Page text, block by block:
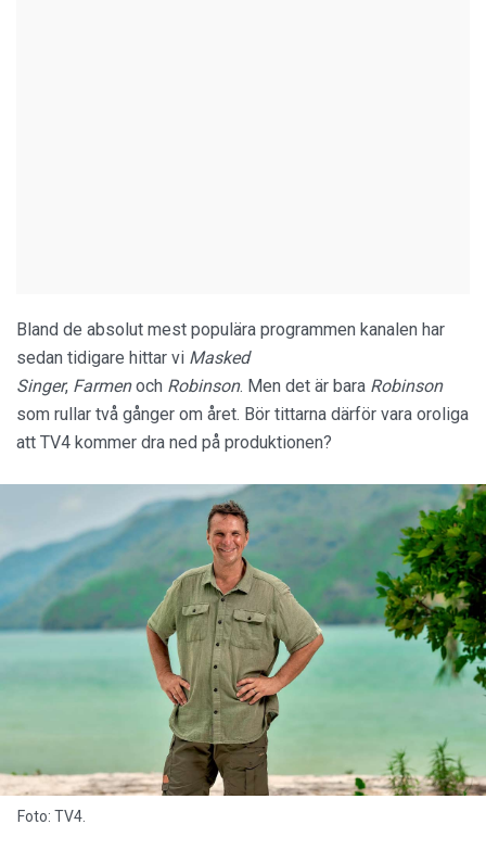
Bland de absolut mest populära programmen kanalen har
sedan tidigare hittar vi Masked
Singer, Farmenoch Robinson. Men det är bara Robinson
som rullar två gånger om året. Bör tittarna därför vara oroliga
att TV4 kommer dra ned på produktionen?
Foto: TV4.